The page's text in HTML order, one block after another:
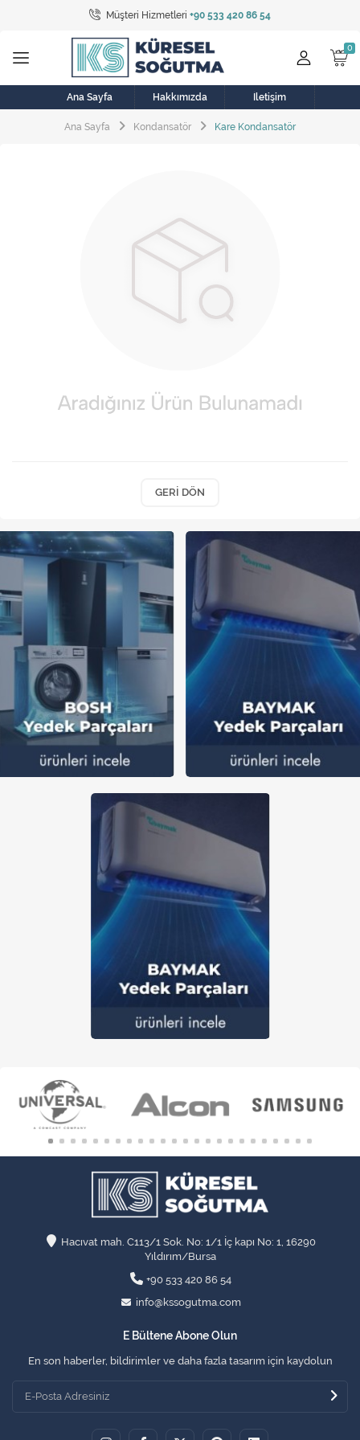
Müşteri Hizmetleri +90 533 420 86 54
Tüm Kategoriler
Bulaşık Makinesi
Buzdolabı
Çamaşır Kurutma Makinesi
Elektrikli Aksamlar
Elektrikli Süpürge
Fan
Klima
Musluk
Soğutma Sistemleri
Şofben ve Termosifon
Ana Sayfa Hakkımızda İletişim
Ana Sayfa Kondansatör Kare Kondansatör
GERI DÖN
Hacıvat mah. C113/1 Sok. No: 1/1 İç kapı No: 1, 16290
Yıldırım/Bursa
+90 533 420 86 54
info@kssogutma.com
E Bültene Abone Olun
En son haberler, bildirimler ve daha fazla tasarım için kaydolun